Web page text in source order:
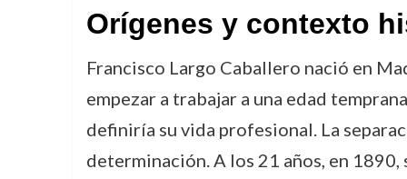
Orígenes y contexto
Francisco Largo Caballero nació en
empezar a trabajar a una edad
definiría su vida profesional. La
determinación. A los 21 años, en 1890,